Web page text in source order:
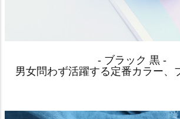
- ブラック 黒 -
男女問わず活躍する定番カラー、